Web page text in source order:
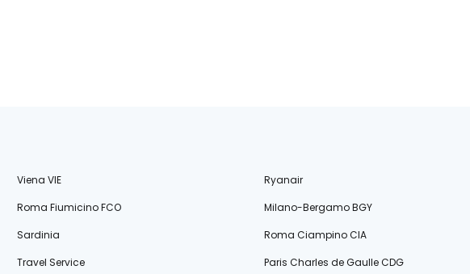
Viena VIE
Ryanair
Roma Fiumicino FCO
Milano-Bergamo BGY
Sardinia
Roma Ciampino CIA
Travel Service Paris Charles de Gaulle CDG